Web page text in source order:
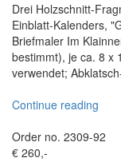
Drei Holzschnitt-
Einblatt-Kalenders,
Briefmaler Im
bestimmt), je ca. 8 x
verwendet;
Continue reading
Order no. 2309-92
€ 260,-